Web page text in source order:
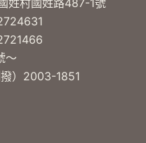
姓村國姓路487-1號
～
）2003-1851